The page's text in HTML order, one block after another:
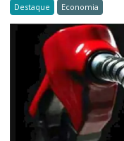
Destaque Economia